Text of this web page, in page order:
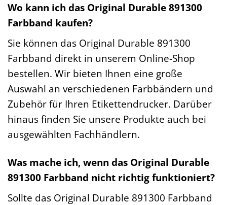
Wo kann ich das Original Durable 891300
Farbband kaufen?
Sie können das Original Durable 891300
Farbband direkt in unserem Online-Shop
bestellen. Wir bieten Ihnen eine große
Auswahl an verschiedenen Farbbändern und
Zubehör für Ihren Etikettendrucker. Darüber
hinaus finden Sie unsere Produkte auch bei
ausgewählten Fachhändlern.
Was mache ich, wenn das Original Durable
891300 Farbband nicht richtig funktioniert?
Sollte das Original Durable 891300 Farbband